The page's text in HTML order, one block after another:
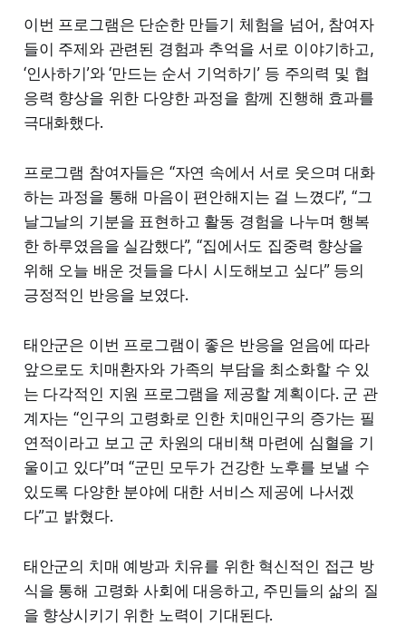
이번 프로그램은 단순한 만들기 체험을 넘어, 참여자
들이 주제와 관련된 경험과 추억을 서로 이야기하고,
‘인사하기’와 ‘만드는 순서 기억하기’ 등 주의력 및 협
응력 향상을 위한 다양한 과정을 함께 진행해 효과를
극대화했다.
프로그램 참여자들은 “자연 속에서 서로 웃으며 대화
하는 과정을 통해 마음이 편안해지는 걸 느꼈다”, “그
날그날의 기분을 표현하고 활동 경험을 나누며 행복
한 하루였음을 실감했다”, “집에서도 집중력 향상을
위해 오늘 배운 것들을 다시 시도해보고 싶다” 등의
긍정적인 반응을 보였다.
태안군은 이번 프로그램이 좋은 반응을 얻음에 따라
앞으로도 치매환자와 가족의 부담을 최소화할 수 있
는 다각적인 지원 프로그램을 제공할 계획이다. 군 관
계자는 “인구의 고령화로 인한 치매인구의 증가는 필
연적이라고 보고 군 차원의 대비책 마련에 심혈을 기
울이고 있다”며 “군민 모두가 건강한 노후를 보낼 수
있도록 다양한 분야에 대한 서비스 제공에 나서겠
다”고 밝혔다.
태안군의 치매 예방과 치유를 위한 혁신적인 접근 방
식을 통해 고령화 사회에 대응하고, 주민들의 삶의 질
을 향상시키기 위한 노력이 기대된다.